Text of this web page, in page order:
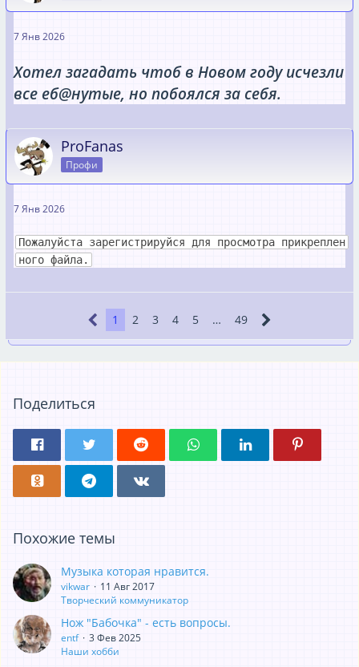
7 Янв 2026
Хотел загадать чтоб в Новом году исчезли
все еб@нутые, но побоялся за себя.
ProFanas
Профи
7 Янв 2026
Пожалуйста зарегистрируйся для просмотра прикреплен
ного файла.
1 2 3 4 5 … 49
Поделиться
Похожие темы
Музыка которая нравится.
vikwar
11 Авг 2017
Творческий коммуникатор
Нож "Бабочка" - есть вопросы.
entf
3 Фев 2025
Наши хобби